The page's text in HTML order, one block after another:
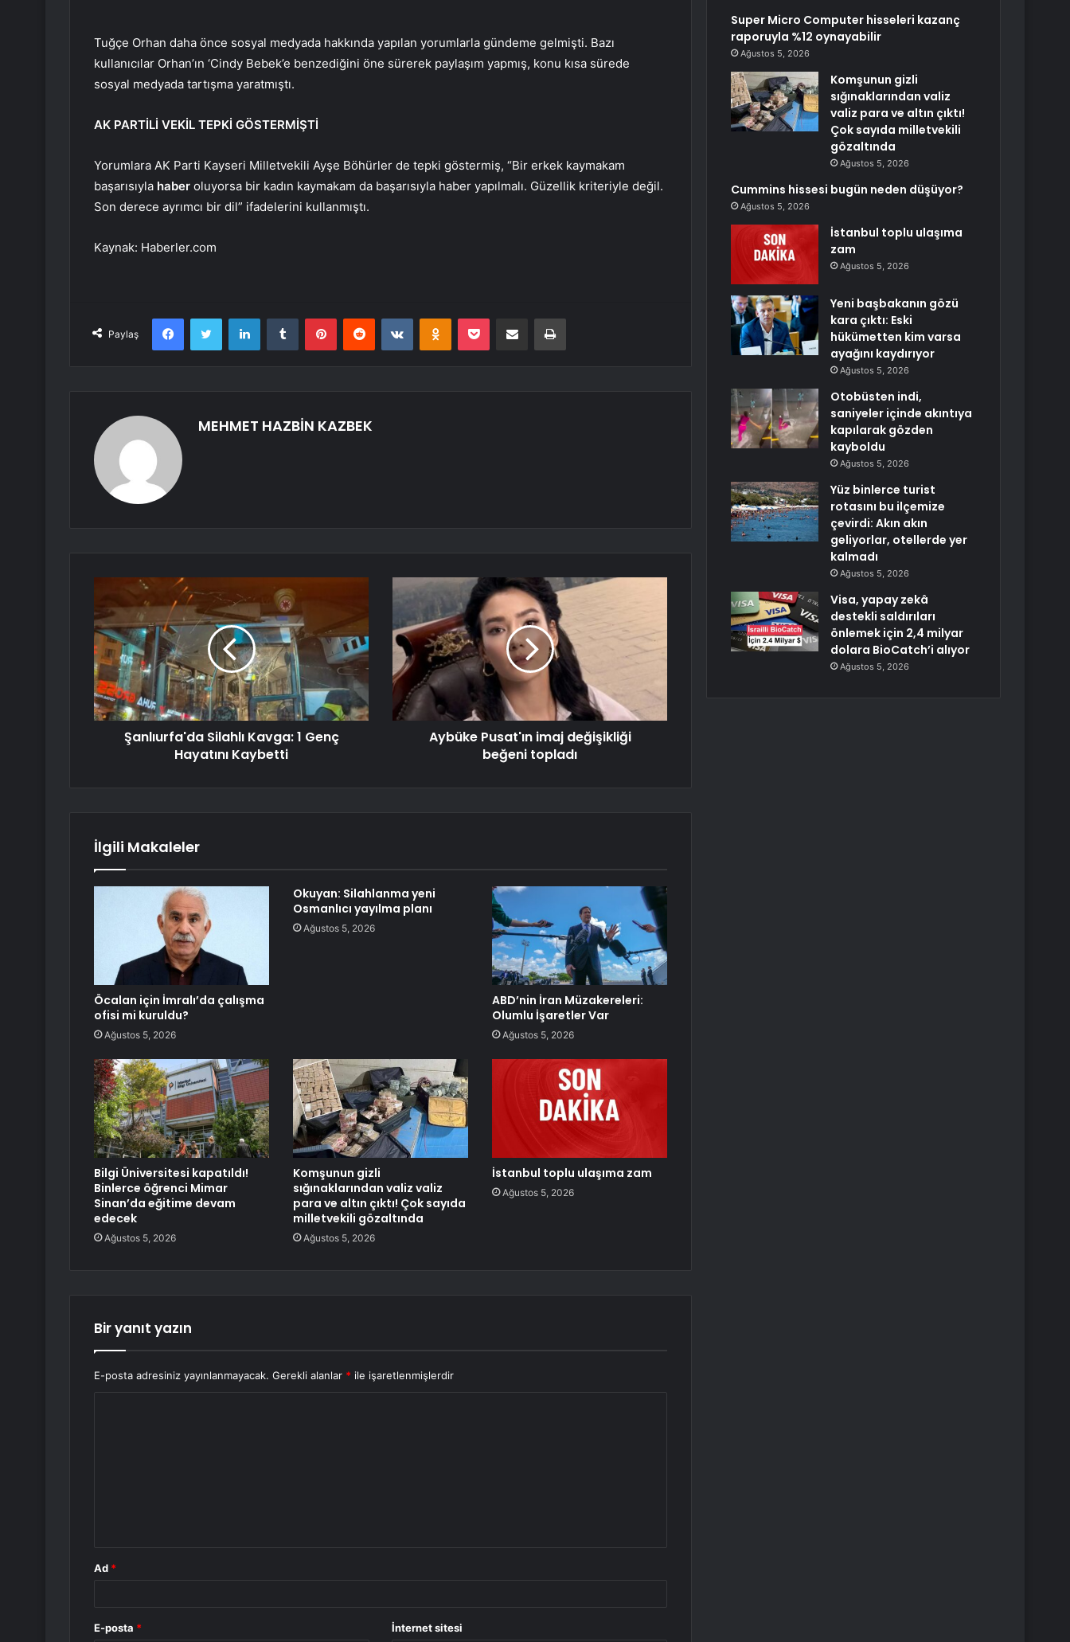
Tuğçe Orhan daha önce sosyal medyada hakkında yapılan yorumlarla gündeme gelmişti. Bazı
kullanıcılar Orhan’ın ‘Cindy Bebek’e benzediğini öne sürerek paylaşım yapmış, konu kısa sürede
sosyal medyada tartışma yaratmıştı.
AK PARTİLİ VEKİL TEPKİ GÖSTERMİŞTİ
Yorumlara AK Parti Kayseri Milletvekili Ayşe Böhürler de tepki göstermiş, “Bir erkek kaymakam
başarısıyla haber oluyorsa bir kadın kaymakam da başarısıyla haber yapılmalı. Güzellik kriteriyle değil.
Son derece ayrımcı bir dil” ifadelerini kullanmıştı.
Kaynak: Haberler.com
Paylaş
FacebookTwitter LinkedInTumblr PinterestReddit VKontakteOdnoklassniki
Pocket E-Posta ile paylaş Yazdır
MEHMET HAZBİN KAZBEK
Şanlıurfa'da Silahlı Kavga: 1 Genç
Hayatını Kaybetti
Aybüke Pusat'ın imaj değişikliği
beğeni topladı
İlgili Makaleler
Öcalan için İmralı’da çalışma
ofisi mi kuruldu?
Ağustos 5, 2026
Okuyan: Silahlanma yeni
Osmanlıcı yayılma planı
Ağustos 5, 2026
ABD’nin İran Müzakereleri:
Olumlu İşaretler Var
Ağustos 5, 2026
Bilgi Üniversitesi kapatıldı!
Binlerce öğrenci Mimar
Sinan’da eğitime devam
edecek
Ağustos 5, 2026
Komşunun gizli
sığınaklarından valiz valiz
para ve altın çıktı! Çok sayıda
milletvekili gözaltında
Ağustos 5, 2026
İstanbul toplu ulaşıma zam
Ağustos 5, 2026
Bir yanıt yazın
E-posta adresiniz yayınlanmayacak. Gerekli alanlar * ile işaretlenmişlerdir
Ad *
E-posta * İnternet sitesi
Super Micro Computer hisseleri kazanç
raporuyla %12 oynayabilir
Ağustos 5, 2026
Komşunun gizli
sığınaklarından valiz
valiz para ve altın çıktı!
Çok sayıda milletvekili
gözaltında
Ağustos 5, 2026
Cummins hissesi bugün neden düşüyor?
Ağustos 5, 2026
İstanbul toplu ulaşıma
zam
Ağustos 5, 2026
Yeni başbakanın gözü
kara çıktı: Eski
hükümetten kim varsa
ayağını kaydırıyor
Ağustos 5, 2026
Otobüsten indi,
saniyeler içinde akıntıya
kapılarak gözden
kayboldu
Ağustos 5, 2026
Yüz binlerce turist
rotasını bu ilçemize
çevirdi: Akın akın
geliyorlar, otellerde yer
kalmadı
Ağustos 5, 2026
Visa, yapay zekâ
destekli saldırıları
önlemek için 2,4 milyar
dolara BioCatch’i alıyor
Ağustos 5, 2026